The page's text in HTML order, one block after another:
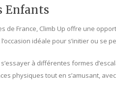
Enfants
France, Climb Up offre une
idéale pour s’initier ou se
à différentes formes
physiques tout en s’amusant,